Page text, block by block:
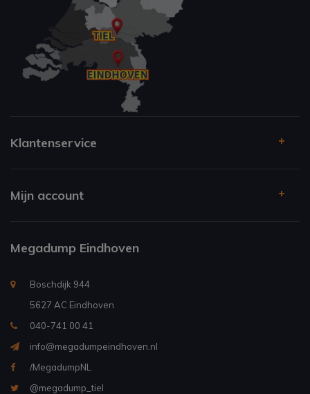
Klantenservice
Mijn account
Megadump Eindhoven
Boschdijk 944
5627 AC Eindhoven
040-741 00 41
info@megadumpeindhoven.nl
/MegadumpNL
@megadump_tiel